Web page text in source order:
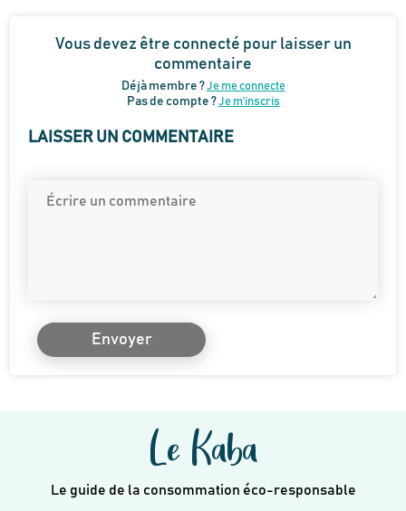
Vous devez être connecté pour laisser un
commentaire
Déjà membre ?Je me connecte
Pas de compte ?Je m’inscris
LAISSER UN COMMENTAIRE
Envoyer
Le Kaba
Le guide de la consommation éco-responsable